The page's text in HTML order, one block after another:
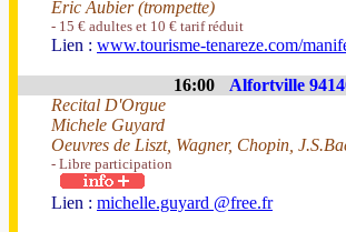
Eric Aubier (trompette)
- 15 € adultes et 10 € tarif réduit
Lien : www.tourisme-tenareze.com/
16:00 Alfortville
Recital D'Orgue
Michele Guyard
Oeuvres de Liszt, Wagner, Chopin,
- Libre participation
Lien : michelle.guyard @free.fr